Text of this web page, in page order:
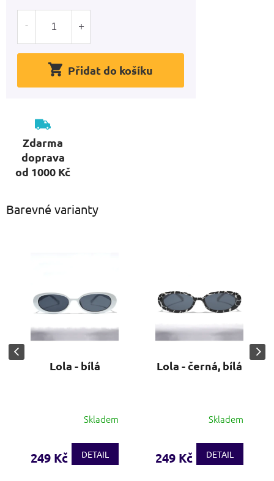
Přidat do košíku
Zdarma
doprava
od 1000 Kč
Barevné varianty
Lola - bílá
Skladem
249 Kč DETAIL
Lola - černá, bílá
Skladem
249 Kč DETAIL